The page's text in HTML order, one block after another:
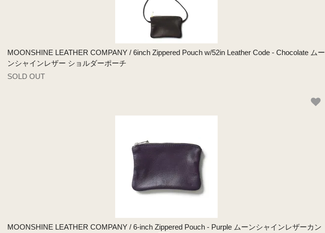
MOONSHINE LEATHER COMPANY / 6inch Zippered Pouch w/52in Leather Code - Chocolate ムー
ンシャインレザー ショルダーポーチ
SOLD OUT
MOONSHINE LEATHER COMPANY / 6-inch Zippered Pouch - Purple ムーンシャインレザーカン